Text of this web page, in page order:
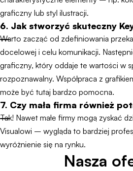
graficzny lub styl ilustracji.
6. Jak stworzyć skuteczny
Warto zacząć od zdefiniowania
docelowej i celu komunikacji.
graficzny, który oddaje te wartości w
rozpoznawalny. Współpraca z
może być tutaj bardzo pomocna.
7. Czy mała firma również
Tak! Nawet małe firmy mogą zyskać
Visualowi – wygląda to bardziej
wyróżnienie się na rynku.
Nasza